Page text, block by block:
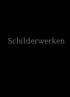
Schilderwerken